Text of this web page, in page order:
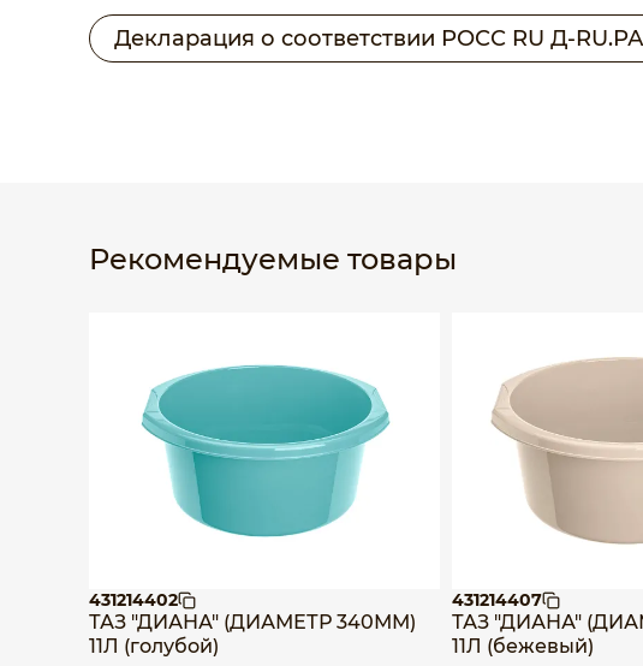
Декларация о соответствии РОСС RU Д-
Рекомендуемые товары
431214402
ТАЗ "ДИАНА" (ДИАМЕТР 340ММ)
11Л (голубой)
431214407
ТАЗ "ДИАНА"
11Л (бежевый)